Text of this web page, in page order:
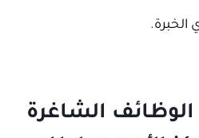
الخبرة.
الشاغرة